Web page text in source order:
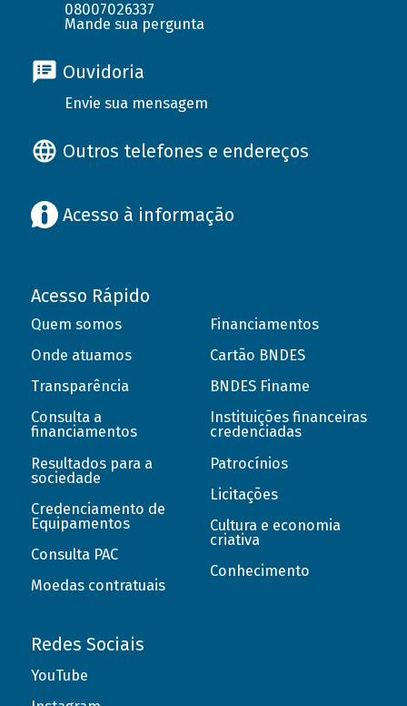
08007026337
Mande sua pergunta
Ouvidoria
Envie sua mensagem
Outros telefones e endereços
Acesso à informação
Acesso Rápido
Quem somos
Onde atuamos
Transparência
Consulta a
financiamentos
Resultados para a
sociedade
Credenciamento de
Equipamentos
Consulta PAC
Moedas contratuais
Financiamentos
Cartão BNDES
BNDES Finame
Instituições financeiras
credenciadas
Patrocínios
Licitações
Cultura e economia
criativa
Conhecimento
Redes Sociais
YouTube